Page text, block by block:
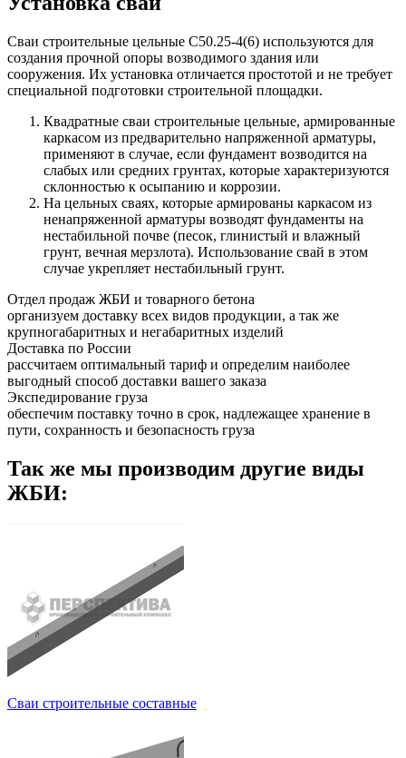
Сваи строительные цельные С50.25-4(6) используются для
создания прочной опоры возводимого здания или
сооружения. Их установка отличается простотой и не требует
специальной подготовки строительной площадки.
Квадратные сваи строительные цельные, армированные
каркасом из предварительно напряженной арматуры,
применяют в случае, если фундамент возводится на
слабых или средних грунтах, которые характеризуются
склонностью к осыпанию и коррозии.
На цельных сваях, которые армированы каркасом из
ненапряженной арматуры возводят фундаменты на
нестабильной почве (песок, глинистый и влажный
грунт, вечная мерзлота). Использование свай в этом
случае укрепляет нестабильный грунт.
Отдел продаж ЖБИ и товарного бетона
организуем доставку всех видов продукции, а так же
крупногабаритных и негабаритных изделий
Доставка по России
рассчитаем оптимальный тариф и определим наиболее
выгодный способ доставки вашего заказа
Экспедирование груза
обеспечим поставку точно в срок, надлежащее хранение в
пути, сохранность и безопасность груза
Так же мы производим другие виды
ЖБИ:
Сваи строительные составные